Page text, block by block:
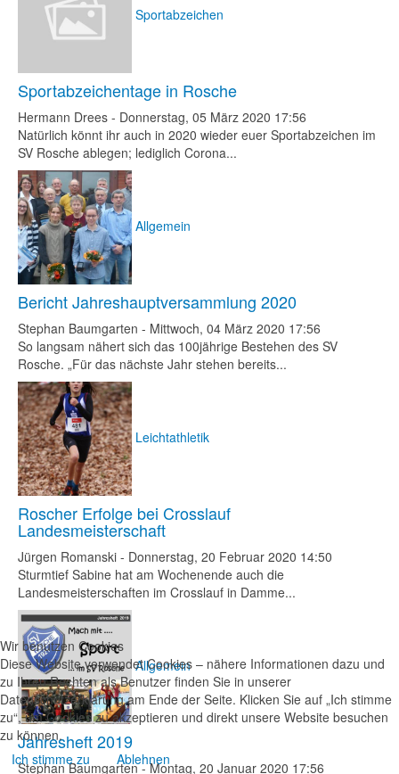
Sportabzeichen
Sportabzeichentage in Rosche
Hermann Drees - Donnerstag, 05 März 2020 17:56
Natürlich könnt ihr auch in 2020 wieder euer Sportabzeichen im
SV Rosche ablegen; lediglich Corona...
Allgemein
Bericht Jahreshauptversammlung 2020
Stephan Baumgarten - Mittwoch, 04 März 2020 17:56
So langsam nähert sich das 100jährige Bestehen des SV
Rosche. „Für das nächste Jahr stehen bereits...
Leichtathletik
Roscher Erfolge bei Crosslauf
Landesmeisterschaft
Jürgen Romanski - Donnerstag, 20 Februar 2020 14:50
Sturmtief Sabine hat am Wochenende auch die
Landesmeisterschaften im Crosslauf in Damme...
Allgemein
Jahresheft 2019
Stephan Baumgarten-Montag, 20 Januar 2020 17:56
Wir benutzen Cookies
Diese Website verwendet Cookies – nähere Informationen dazu und
zu Ihren Rechten als Benutzer finden Sie in unserer
Datenschutzerklärung am Ende der Seite. Klicken Sie auf „Ich stimme
zu“, um Cookies zu akzeptieren und direkt unsere Website besuchen
zu können.
Ich stimme zu
Ablehnen